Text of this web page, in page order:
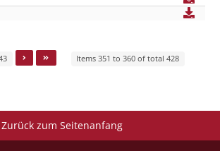
Items 351 to 360 of total 428
Zurück zum Seitenanfang